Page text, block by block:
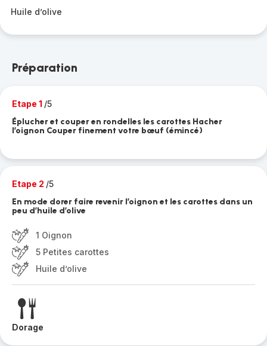
Huile d’olive
Préparation
Etape 1 /5
Éplucher et couper en rondelles les carottes Hacher
l’oignon Couper finement votre bœuf (émincé)
Etape 2 /5
En mode dorer faire revenir l’oignon et les carottes dans un
peu d’huile d’olive
1 Oignon
5 Petites carottes
Huile d’olive
Dorage